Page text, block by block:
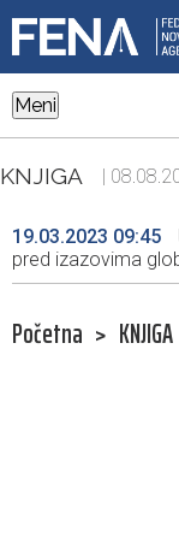
Meni
KNJIGA |
19.03.2023 09:45
pred izazovima
Početna > KNJIGA